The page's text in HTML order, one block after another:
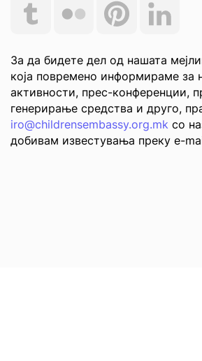
За да бидете дел од нашата
која повремено информираме за
активности, прес-конференции,
генерирање средства и друго,
iro@childrensembassy.org.mk со
добивам известувања преку e-